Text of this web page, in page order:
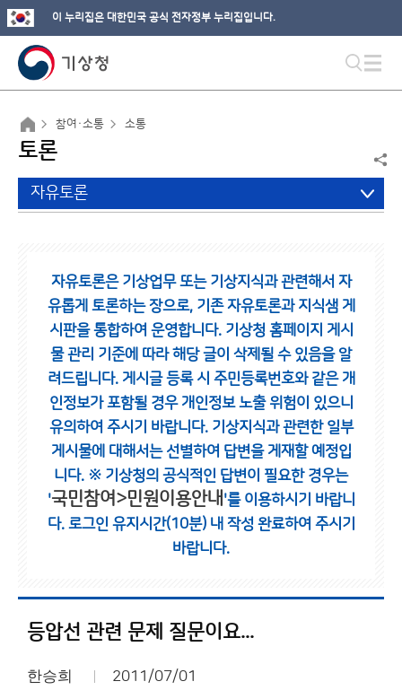
이 누리집은 대한민국 공식 전자정부 누리집입니다.
참여·소통 소통
토론
자유토론
자유토론은 기상업무 또는 기상지식과 관련해서 자
유롭게 토론하는 장으로, 기존 자유토론과 지식샘 게
시판을 통합하여 운영합니다. 기상청 홈페이지 게시
물 관리 기준에 따라 해당 글이 삭제될 수 있음을 알
려드립니다. 게시글 등록 시 주민등록번호와 같은 개
인정보가 포함될 경우 개인정보 노출 위험이 있으니
유의하여 주시기 바랍니다. 기상지식과 관련한 일부
게시물에 대해서는 선별하여 답변을 게재할 예정입
니다. ※ 기상청의 공식적인 답변이 필요한 경우는
'국민참여>민원이용안내 '를 이용하시기 바랍니
다. 로그인 유지시간(10분) 내 작성 완료하여 주시기
바랍니다.
등압선 관련 문제 질문이요...
한승희 2011/07/01